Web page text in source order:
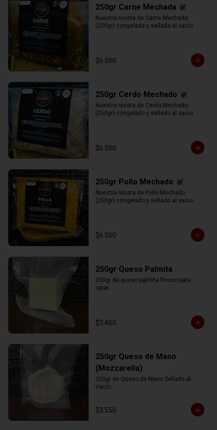
250gr Carne Mechada
Nuestra receta de Carne Mechada
(250gr) congelada y sellada al vacio.
$6.500
250gr Cerdo Mechado
Nuestra receta de Cerdo Mechado
(250gr) congelado y sellado al vacio.
$6.500
250gr Pollo Mechado
Nuestra receta de Pollo Mechado
(250gr) congelado y sellado al vacio.
$6.500
250gr Queso Palmita
250gr de queso palmita fresco para
rayar.
$3.450
250gr Queso de Mano
(Mozzarella)
250gr de Queso de Mano Sellado al
Vacío.
$3.550